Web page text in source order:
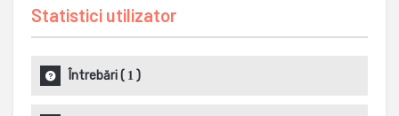
Statistici utilizator
Întrebări( 1 )